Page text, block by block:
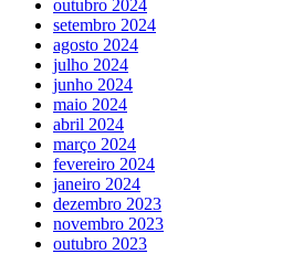
outubro 2024
setembro 2024
agosto 2024
julho 2024
junho 2024
maio 2024
abril 2024
março 2024
fevereiro 2024
janeiro 2024
dezembro 2023
novembro 2023
outubro 2023